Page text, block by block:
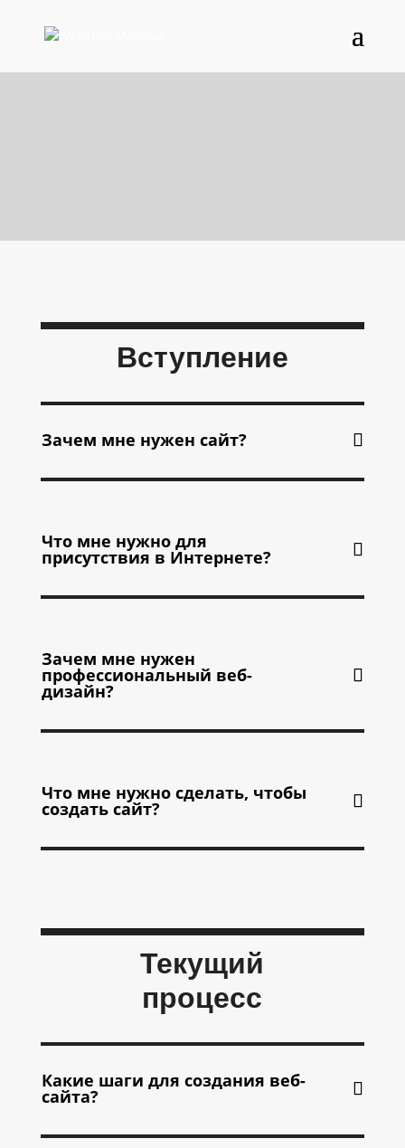
Вступление
Зачем мне нужен сайт?
Что мне нужно для
присутствия в Интернете?
Зачем мне нужен
профессиональный веб-
дизайн?
Что мне нужно сделать, чтобы
создать сайт?
Текущий
процесс
Какие шаги для создания веб-
сайта?